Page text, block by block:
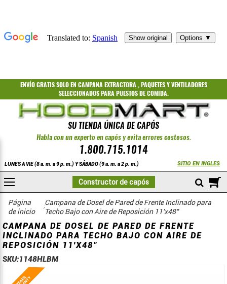
ENVÍO GRATISSOLO EN CAMPANA EXTRACTORA ,PAQUETESYVENTILADORES
SELECCIONADOS PARA PUESTOS DE COMIDA.
SU TIENDA ÚNICA DE CAPÓS
Habla con un experto en capós y evita errores costosos.
1.800.715.1014
LUNES A VIE (8 a. m. a 9 p. m.) Y SÁBADO (9 a. m. a 2 p. m.) SITIO EN INGLES
Constructor de capós
Página
de inicio
COMPRAR
Techo bajo, frente inclinado, ciclo corto
Campana de Dosel de Pared de Frente Inclinado para
Techo Bajo con Aire de Reposición 11'x48"
CAMPANA DE DOSEL DE PARED DE FRENTE
INCLINADO PARA TECHO BAJO CON AIRE DE
REPOSICIÓN 11'X48"
SKU:1148HLBM
Saltar
Saltar